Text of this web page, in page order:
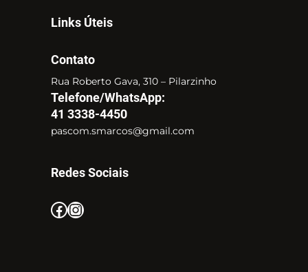
Links Úteis
Contato
Rua Roberto Gava, 310 – Pilarzinho
Telefone/WhatsApp:
41 3338-4450
pascom.smarcos@gmail.com
Redes Sociais
Facebook Instagram